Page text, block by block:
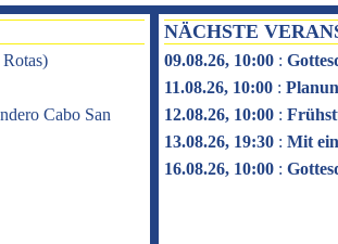
)
Cabo San
NÄCHSTE
09.08.26, 10:00 :
11.08.26, 10:00 :
12.08.26, 10:00 :
13.08.26, 19:30 : Mit
16.08.26, 10:00 :